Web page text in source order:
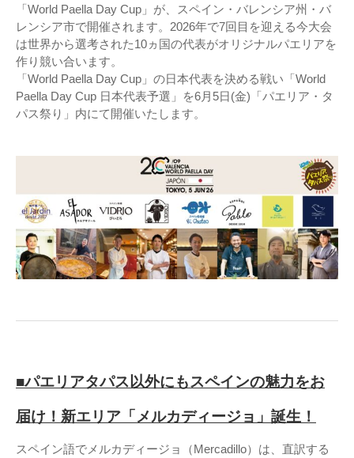
「World Paella Day Cup」が、スペイン・バレンシア州・バ
レンシア市で開催されます。2026年で7回目を迎える今大会
は世界から選考された10ヵ国の代表がオリジナルパエリアを
作り競い合います。
「World Paella Day Cup」の日本代表を決める戦い「World
Paella Day Cup 日本代表予選」を6月5日(金)「パエリア・タ
パス祭り」内にて開催いたします。
■パエリアタパス以外にもスペインの魅力をお
届け！新エリア「メルカディージョ」誕生！
スペイン語でメルカディージョ（Mercadillo）は、直訳する